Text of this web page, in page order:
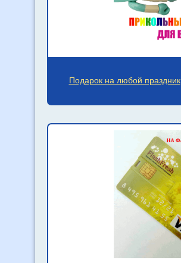
Подарок на любой праздник